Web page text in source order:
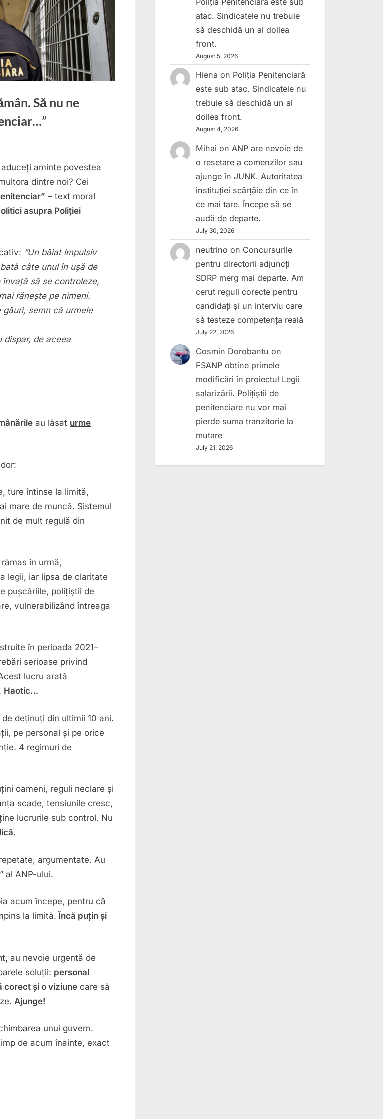
Să nu ne
aminte povestea
dintre noi? Cei
– text moral
asupra Poliției
“Un băiat impulsiv
câte unul în ușă de
să se controleze,
rănește pe nimeni.
semn că urmele
dispar, de aceea
au lăsat urme
ture întinse la limită,
mare de muncă. Sistemul
de mult regulă din
în urmă,
legii, iar lipsa de claritate
pușcăriile, polițiștii de
vulnerabilizând întreaga
în perioada 2021–
serioase privind
lucru arată
Haotic…
deținuți din ultimii 10 ani.
pe personal și pe orice
4 regimuri de
oameni, reguli neclare și
scade, tensiunile cresc,
lucrurile sub control. Nu
argumentate. Au
al ANP-ului.
acum începe, pentru că
la limită. Încă puțin și
au nevoie urgentă de
soluții: personal
corect și o viziune care să
Ajunge!
unui guvern.
de acum înainte, exact
atac. Sindicatele nu trebuie
să deschidă un al doilea
front.
August 5, 2026
Hiena on Poliția Penitenciară
este sub atac. Sindicatele nu
trebuie să deschidă un al
doilea front.
August 4, 2026
Mihai onANP are nevoie de
o resetare a comenzilor sau
ajunge în JUNK. Autoritatea
instituției scârțâie din ce în
ce mai tare. Începe să se
audă de departe.
July 30, 2026
neutrino on Concursurile
pentru directorii adjuncți
SDRP merg mai departe. Am
cerut reguli corecte pentru
candidați și un interviu care
să testeze competența reală
July 22, 2026
Cosmin Dorobantu on
FSANP obține primele
modificări în proiectul Legii
salarizării. Polițiștii de
penitenciare nu vor mai
pierde suma tranzitorie la
mutare
July 21, 2026